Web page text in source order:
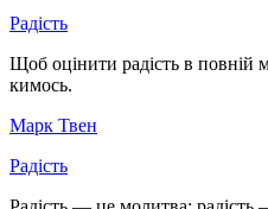
Радість
Щоб оцінити радість в повній
кимось.
Марк Твен
Радість